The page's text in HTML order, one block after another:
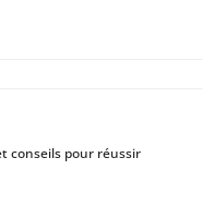
conseils pour réussir